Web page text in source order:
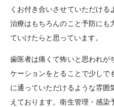
くお付き合いさせていただける
治療はもちろんのこと予防にも
ていけたらと思っています。
歯医者は痛くて怖いと思われが
ケーションをとることで少しで
に通っていただけるような雰囲
えております。衛生管理・感染